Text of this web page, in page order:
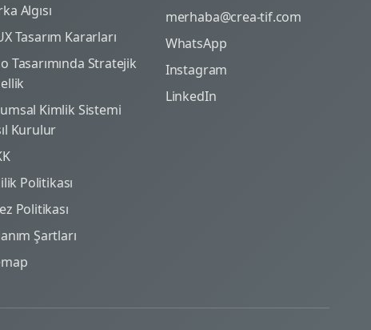
Algısı
Tasarım Kararları
Tasarımında Stratejik
Kimlik Sistemi
Kurulur
Politikası
Politikası
Şartları
merhaba@crea-tif.com
WhatsApp
Instagram
LinkedIn